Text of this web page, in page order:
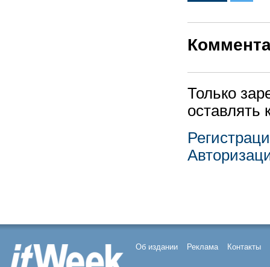
Только
оставлять
Об издании Реклама Контакты